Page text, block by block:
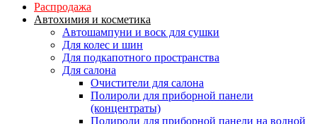
Распродажа
Автохимия и косметика
Автошампуни и воск для сушки
Для колес и шин
Для подкапотного пространства
Для салона
Очистители для салона
Полироли для приборной панели
(концентраты)
Полироли для приборной панели на водной